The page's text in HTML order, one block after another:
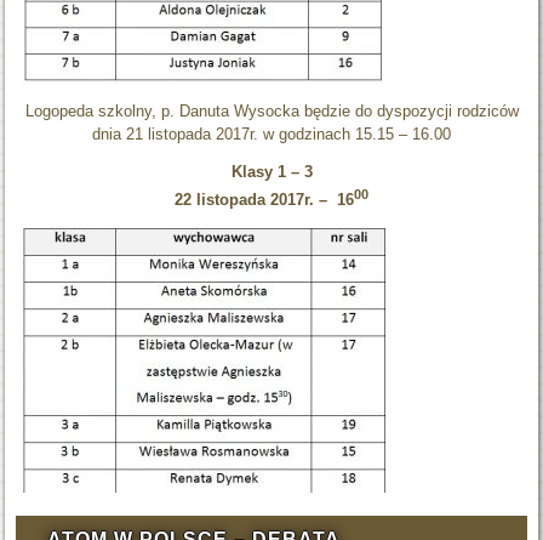
Logopeda szkolny, p. Danuta Wysocka będzie do dyspozycji rodziców
dnia 21 listopada 2017r. w godzinach 15.15 – 16.00
Klasy 1 – 3
22 listopada 2017r. – 1600